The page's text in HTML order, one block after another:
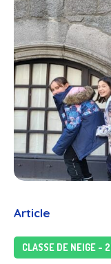
Article
CLASSE DE NEIGE -